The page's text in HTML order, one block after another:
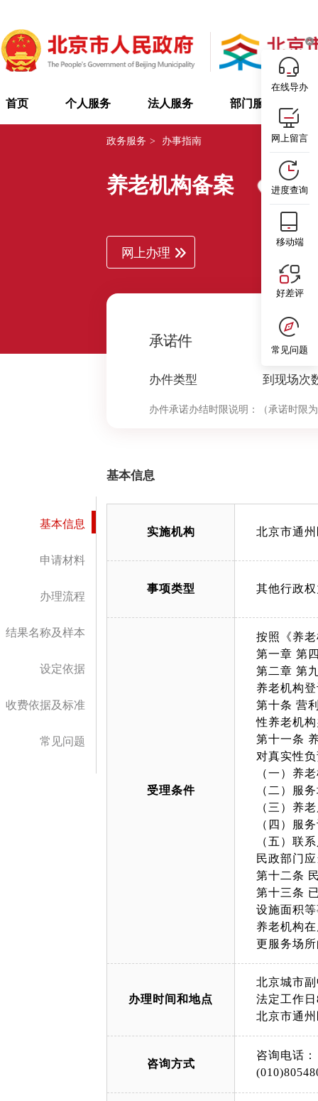
首页 个人服务 法人服务 部门服务
政务服务 > 办事指南
养老机构备案 通州区
网上办理
承诺件
办件类型
0
到现场次
办件承诺办结时限说明： （承诺时限
基本信息
申请材料
办理流程
结果名称及样本
设定依据
收费依据及标准
常见问题
基本信息
实施机构 北京市通
事项类型 其他行政
受理条件
按照《养
第一章 第
第二章 第
养老机构
第十条 营
性养老机
第十一条
对真实性
（一）养
（二）服
（三）养
（四）服
（五）联
民政部门
第十二条
第十三条
设施面积
养老机构
更服务场
办理时间和地点
北京城市
法定工作
北京市通
咨询方式
咨询电话：
在线导办
网上留言
进度查询
移动端
好差评
常见问题